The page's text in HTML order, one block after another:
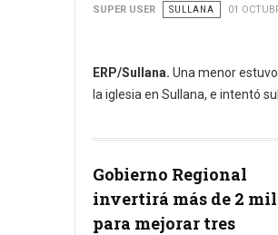
SUPER USER SULLANA 01
ERP/Sullana. Una menor
la iglesia en Sullana, e intentó
Gobierno Regional
invertirá más de 2
para mejorar tres